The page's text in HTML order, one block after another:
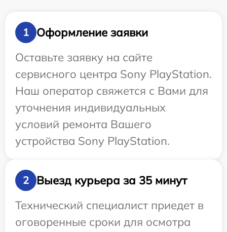
1
Оформление заявки
Оставьте заявку на сайте
сервисного центра Sony PlayStation.
Наш оператор свяжется с Вами для
уточнения индивидуальных
условий ремонта Вашего
устройства Sony PlayStation.
2
Выезд курьера за 35 минут
Технический специалист приедет в
оговоренные сроки для осмотра